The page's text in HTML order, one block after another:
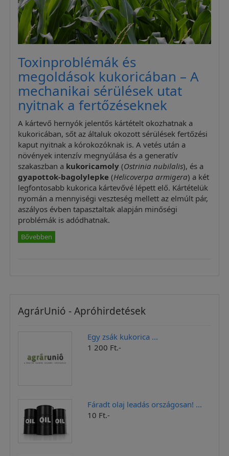
Toxinproblémák és
megoldások kukoricában – A
mechanikai sérülések utat
nyitnak a fertőzéseknek
A kártevő hernyók jelentős kártételt okozhatnak a
kukoricában, sőt az általuk okozott sérülések fertőzési
kaput nyitnak a kórokozóknak is. A vetés után a
növények intenzív megnyúlása és a generatív
szakaszban a kukoricamoly (Ostrinia nubilalis), és a
gyapottok-bagolylepke (Helicoverpa armigera) a két
legfontosabb kukorica kártevővé lépett elő. Kártételük
nyomán a mennyiségi veszteség mellett az elmúlt pár,
aszályos évben tapasztaltak alapján minőségi
problémák is adódhatnak.
Bővebben
AgrárUnió - Apróhirdetések
Egy zsák kukorica ...
1 200 Ft.-
Fáradt olaj leadás országosan! ...
10 Ft.-